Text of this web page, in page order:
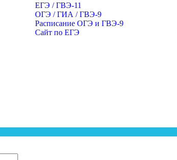
ЕГЭ / ГВЭ-11
ОГЭ / ГИА / ГВЭ-9
Расписание ОГЭ и ГВЭ-9
Сайт по ЕГЭ